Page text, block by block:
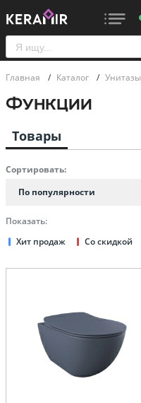
Главная / Каталог / Унитазы
Функции
Товары
Сортировать:
По популярности
Показать:
Хит продаж
Со скидкой